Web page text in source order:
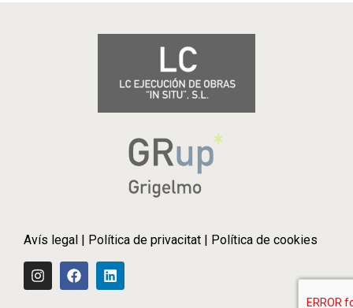
Avís legal Política de privacitat Política de cookies